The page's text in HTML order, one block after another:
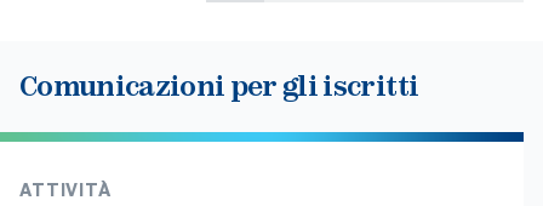
Comunicazioni per gli iscritti
ATTIVITÀ